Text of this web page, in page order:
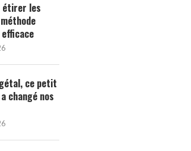
étirer les
ce petit
changé nos